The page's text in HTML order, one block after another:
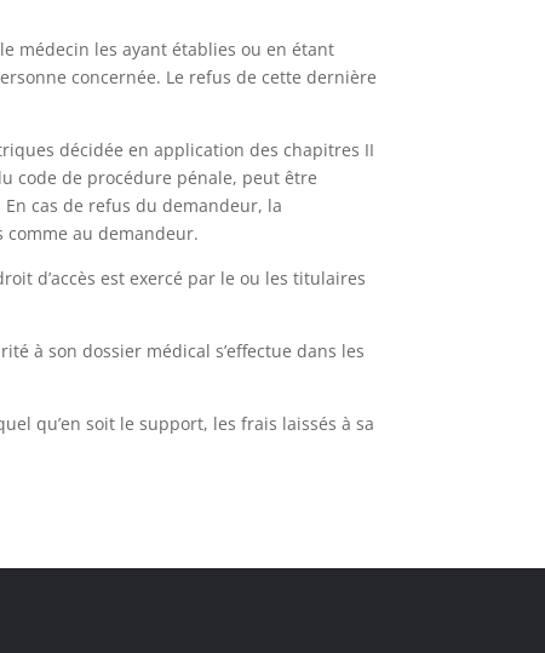
médecin les ayant établies ou en étant
concernée. Le refus de cette dernière
décidée en application des chapitres II
code de procédure pénale, peut être
cas de refus du demandeur, la
comme au demandeur.
d’accès est exercé par le ou les titulaires
à son dossier médical s’effectue dans les
qu’en soit le support, les frais laissés à sa